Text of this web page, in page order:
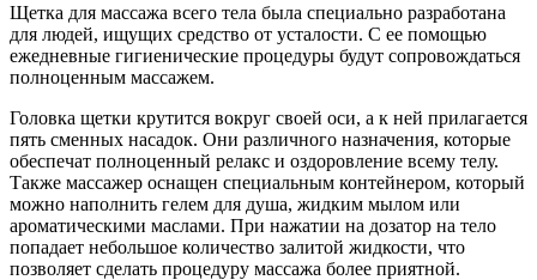
Щетка для массажа всего тела была специально разработана
для людей, ищущих средство от усталости. С ее помощью
ежедневные гигиенические процедуры будут сопровождаться
полноценным массажем.
Головка щетки крутится вокруг своей оси, а к ней прилагается
пять сменных насадок. Они различного назначения, которые
обеспечат полноценный релакс и оздоровление всему телу.
Также массажер оснащен специальным контейнером, который
можно наполнить гелем для душа, жидким мылом или
ароматическими маслами. При нажатии на дозатор на тело
попадает небольшое количество залитой жидкости, что
позволяет сделать процедуру массажа более приятной.